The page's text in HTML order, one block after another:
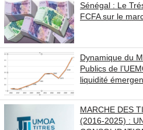
Sénégal : Le
FCFA sur le
Dynamique du
Publics de
liquidité
MARCHE DES
(2016-2025) :